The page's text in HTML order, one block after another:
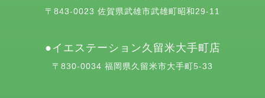
〒843-0023 佐賀県武雄市武雄町昭和29-11
イエステーション久留米大手町店
〒830-0034 福岡県久留米市大手町5-33